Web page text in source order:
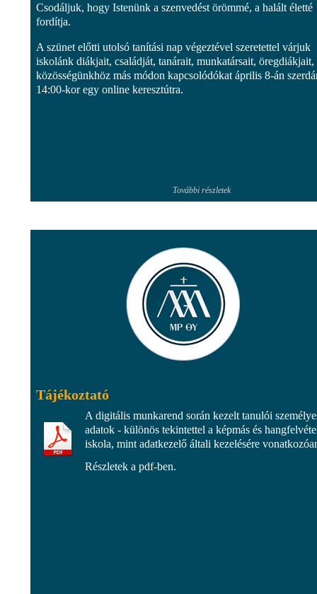
Csodáljuk, hogy Istenünk a szenvedést örömmé, a halált életté
fordítja.
A szünet előtti utolsó tanítási nap végeztével szeretettel várjuk
iskolánk diákjait, családját, tanárait, munkatársait, öregdiákjait,
közösségünkhöz más módon kapcsolódókat április 8-án
14:00-kor egy online keresztútra.
További részletek
Tájékoztató
A digitális munkarend során kezelt tanulói
adatok - különös tekintettel a képmás és
iskola, mint adatkezelő általi kezelésére
Részletek a pdf-ben.